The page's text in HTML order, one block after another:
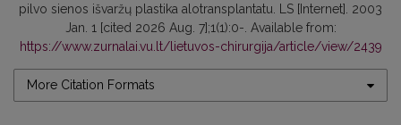
pilvo sienos išvaržų plastika alotransplantatu. LS [Internet]. 2003
Jan. 1 [cited 2026 Aug. 7];1(1):0-. Available from:
https://www.zurnalai.vu.lt/lietuvos-chirurgija/article/view/2439
More Citation Formats